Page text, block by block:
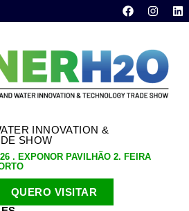
INNOVATION &
SHOW
. EXPONOR PAVILHÃO 2. FEIRA
QUERO VISITAR